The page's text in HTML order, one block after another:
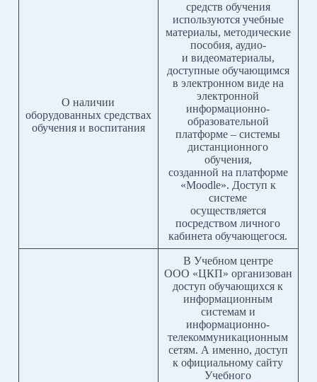
О наличии
оборудованных средствах
обучения и воспитания
средств обучения
используются учебные
материалы, методические
пособия, аудио-
и видеоматериалы,
доступные обучающимся
в электронном виде на
электронной
информационно-
образовательной
платформе – системы
дистанционного
обучения,
созданной на платформе
«Moodle». Доступ к
системе
осуществляется
посредством личного
кабинета обучающегося.
В Учебном центре
ООО «ЦКП» организован
доступ обучающихся к
информационным
системам и
информационно-
телекоммуникационным
сетям. А именно, доступ
к официальному сайту
Учебного